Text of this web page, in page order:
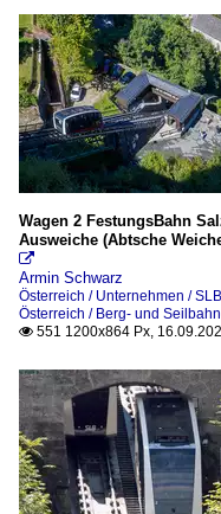
Wagen 2 FestungsBahn
Ausweiche (Abtsche

Armin Schwarz
Österreich / Unternehmen /
Österreich / Berg- und
 551 1200x864 Px,